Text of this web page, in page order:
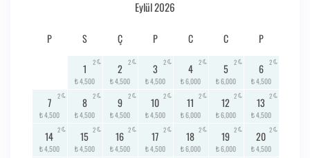
Eylül 2026
P S Ç P C C P
1
₺ 4,500
2 2
₺ 4,500
2 3
₺ 4,500
2 4
₺ 6,000
2 5
₺ 6,000
2 6
₺ 4,500
2
7
₺ 4,500
2 8
₺ 4,500
2 9
₺ 4,500
2 10
₺ 4,500
2 11
₺ 6,000
2 12
₺ 6,000
2 13
₺ 4,500
2
14
₺ 4,500
2 15
₺ 4,500
2 16
₺ 4,500
2 17
₺ 4,500
2 18
₺ 6,000
2 19
₺ 6,000
2 20
₺ 4,500
2